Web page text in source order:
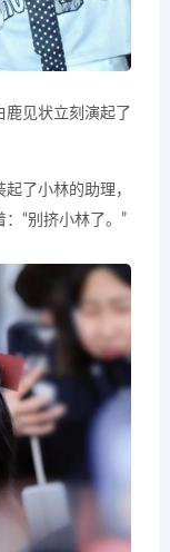
见状立刻演起了
了小林的助理，
“别挤小林了。”